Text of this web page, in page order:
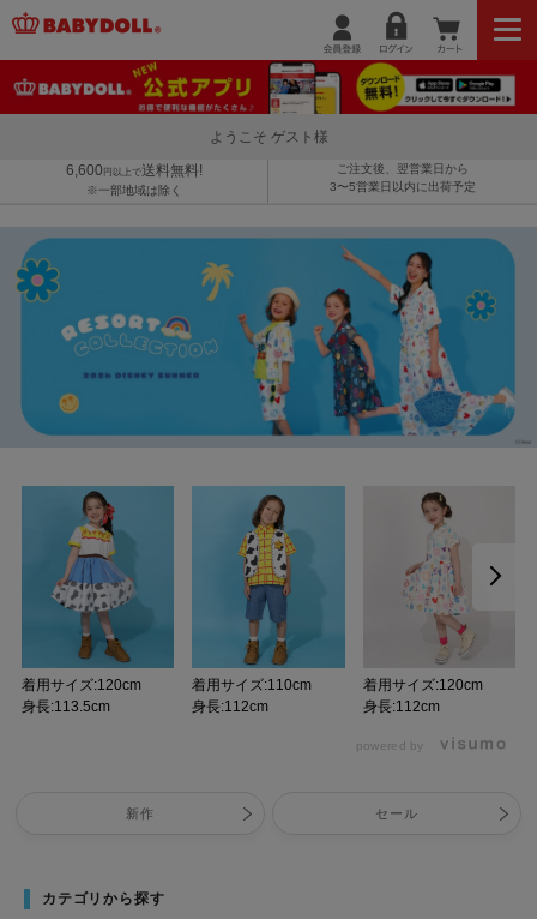
ようこそ ゲスト様
6,600 円以上で送料無料!
※一部地域は除く
ご注文後、翌営業日から
3〜5営業日以内に出荷予定
着用サイズ:120cm
身長:113.5cm
着用サイズ:110cm
身長:112cm
着用サイズ:120cm
身長:112cm
powered by
新作 セール
カテゴリから探す